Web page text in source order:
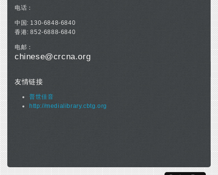
电话：
中国: 130-6848-6840
香港: 852-6888-6840
电邮：
chinese@crcna.org
友情链接
普世佳音
http://medialibrary.cbtg.org